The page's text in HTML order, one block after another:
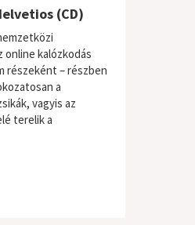
(CD)
online kalózkodás
részeként – részben
a
vagyis az
terelik a